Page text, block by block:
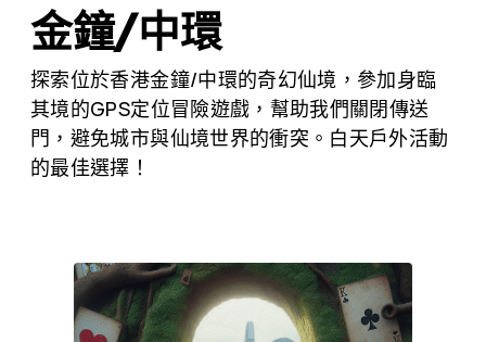
金鐘/中環
探索位於香港金鐘/中環的奇幻仙境，參加身臨
其境的GPS定位冒險遊戲，幫助我們關閉傳送
門，避免城市與仙境世界的衝突。白天戶外活動
的最佳選擇！